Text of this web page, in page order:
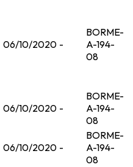
06/10/2020 -
BORME-
A-194-
08
06/10/2020 -
BORME-
A-194-
08
06/10/2020 -
BORME-
A-194-
08